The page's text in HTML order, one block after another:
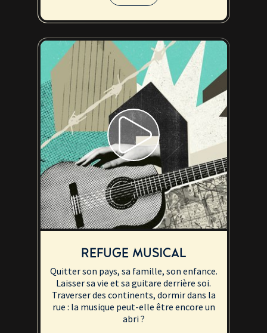
REFUGE MUSICAL
Quitter son pays, sa famille, son enfance.
Laisser sa vie et sa guitare derrière soi.
Traverser des continents, dormir dans la
rue : la musique peut-elle être encore un
abri ?